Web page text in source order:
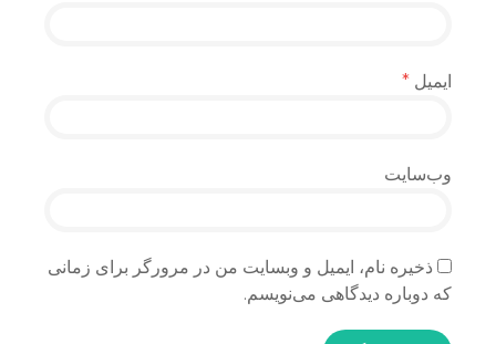
ایمیل *
وب‌سایت
ذخیره نام، ایمیل و وبسایت من در مرورگر برای زمانی
که دوباره دیدگاهی می‌نویسم.